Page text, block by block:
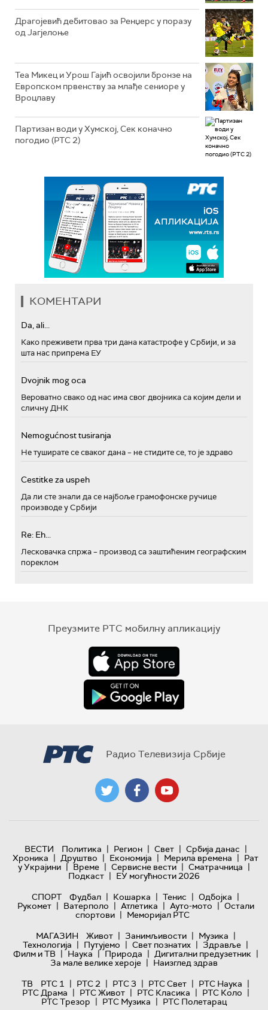
Драгојевић дебитовао за Ренџерс у поразу
од Јагјелоње
Теа Микец и Урош Гајић освојили бронзе на
Европском првенству за млађе сениоре у
Вроцлаву
Партизан води у Хумској, Сек коначно
погодио (РТС 2)
КОМЕНТАРИ
Da, ali...
Како преживети прва три дана катастрофе у Србији, и за
шта нас припрема ЕУ
Dvojnik mog oca
Вероватно свако од нас има свог двојника са којим дели и
сличну ДНК
Nemogućnost tusiranja
Не туширате се сваког дана – не стидите се, то је здраво
Cestitke za uspeh
Да ли сте знали да се најбоље грамофонске ручице
производе у Србији
Re: Eh...
Лесковачка спржа – производ са заштићеним географским
пореклом
Преузмите РТС мобилну апликацију
Радио Телевизија Србије
ВЕСТИ Политика | Регион | Свет | Србија данас |
Хроника | Друштво | Економија | Мерила времена | Рат
у Украјини | Време | Сервисне вести | Сматрачница |
Подкаст | ЕУ могућности 2026
СПОРТ
Фудбал | Кошарка | Тенис | Одбојка |
Рукомет | Ватерполо | Атлетика | Ауто-мото | Остали
спортови | Меморијал РТС
МАГАЗИН
Живот | Занимљивости | Музика |
Технологијa | Путујемо | Свет познатих | Здравље |
Филм и ТВ | Наука | Природа | Дигитални предузетник |
За мале велике хероје | Наизглед здрав
ТВ
РТС 1 | РТС 2 | РТС 3 | РТС Свет | РТС Наука |
РТС Драма | РТС Живот | РТС Класика | РТС Коло |
РТС Трезор | РТС Музика | РТС Полетарац